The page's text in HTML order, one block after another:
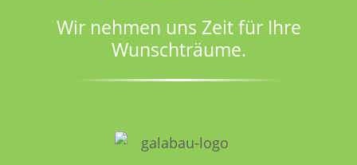
Wir nehmen uns Zeit für Ihre
Wunschträume.